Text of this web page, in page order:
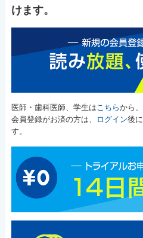
けます。
医師・歯科医師、学生はこちらから
会員登録がお済の方は、
ログイン後
す。